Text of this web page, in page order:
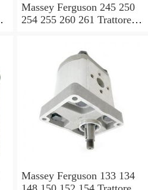
Massey Ferguson 245 250
254 255 260 261 Trattore
Massey Ferguson 133 134